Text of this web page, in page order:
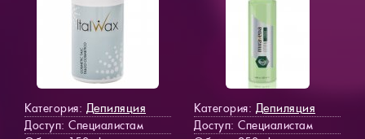
Категория: Депиляция
Доступ: Специалистам
Категория: Депиляция
Доступ: Специалистам